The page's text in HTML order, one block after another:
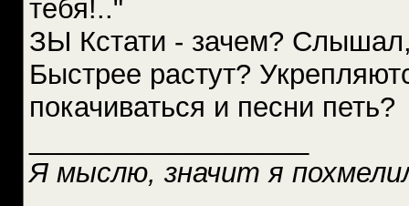
тебя!.."
ЗЫ Кстати - зачем? Слышал,
Быстрее растут?
покачиваться и песни петь?
Я мыслю, значит я